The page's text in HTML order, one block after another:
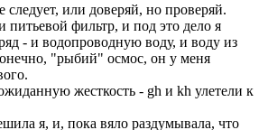
следует, или доверяй, но проверяй.
питьевой фильтр, и под это дело я
- и водопроводную воду, и воду из
"рыбий" осмос, он у меня
жесткость - gh и kh улетели к
я, и, пока вяло раздумывала, что